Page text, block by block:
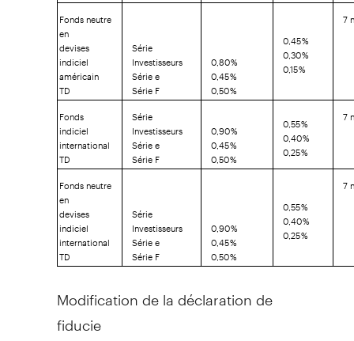
Fonds neutre
en
devises
indiciel
américain
TD
Série
Investisseurs
Série e
Série F
0,80 %
0,45 %
0,50 %
0,45 %
0,30 %
0,15 %
7
Fonds
indiciel
international
TD
Série
Investisseurs
Série e
Série F
0,90 %
0,45 %
0,50 %
0,55 %
0,40 %
0,25 %
7
Fonds neutre
en
devises
indiciel
international
TD
Série
Investisseurs
Série e
Série F
0,90 %
0,45 %
0,50 %
0,55 %
0,40 %
0,25 %
7
Modification de la déclaration de
fiducie